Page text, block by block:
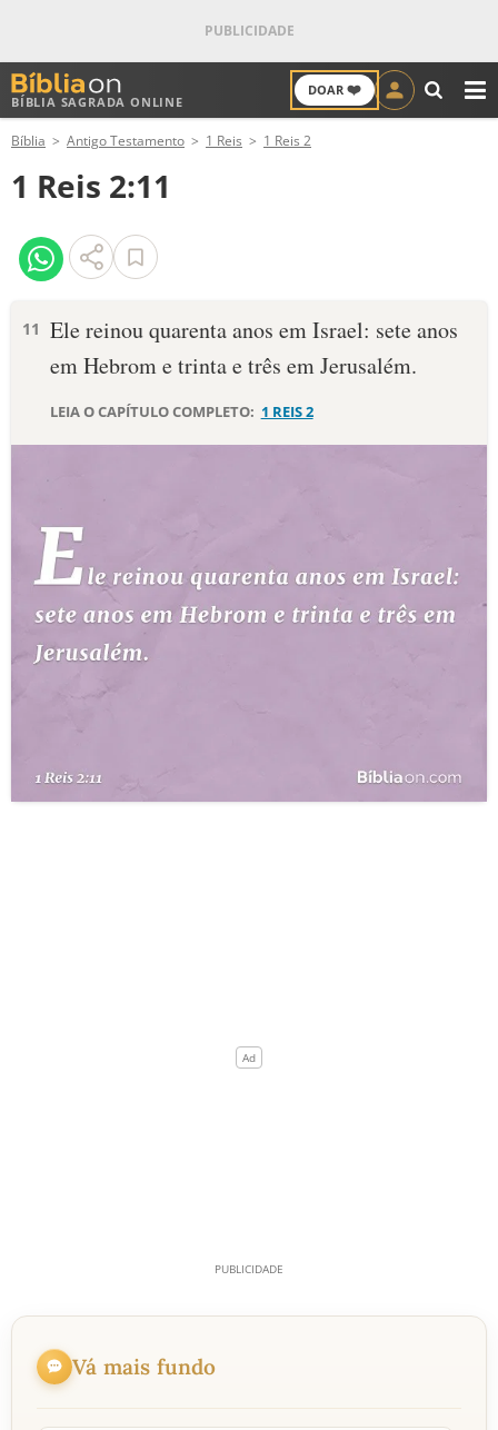
BÍBLIA SAGRADA ONLINE
DOAR ❤️
ANTIGO TESTAMENTO
NOVO TESTAMENTO
VERSÍCULOS
PALAVRA DO DIA
10 MANDAMENTOS
ESTUDOS BÍBLICOS
ESBOÇOS DE PREGAÇÃO
PERGUNTE À BÍBLIA
Bíblia Antigo Testamento 1 Reis 1 Reis 2
1 Reis 2:11
11 Ele reinou quarenta anos em Israel: sete anos
em Hebrom e trinta e três em Jerusalém.
LEIA O CAPÍTULO COMPLETO: 1 REIS 2
Vá mais fundo